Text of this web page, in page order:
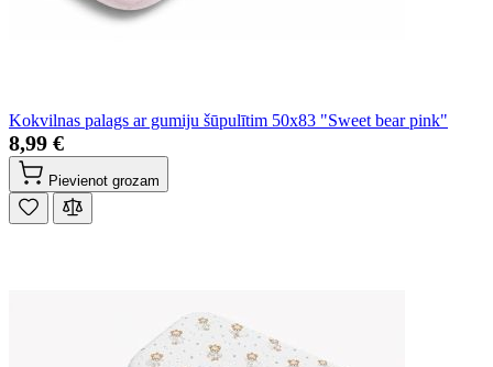
Kokvilnas palags ar gumiju šūpulītim 50x83 "Sweet bear pink"
8,99 €
Pievienot grozam